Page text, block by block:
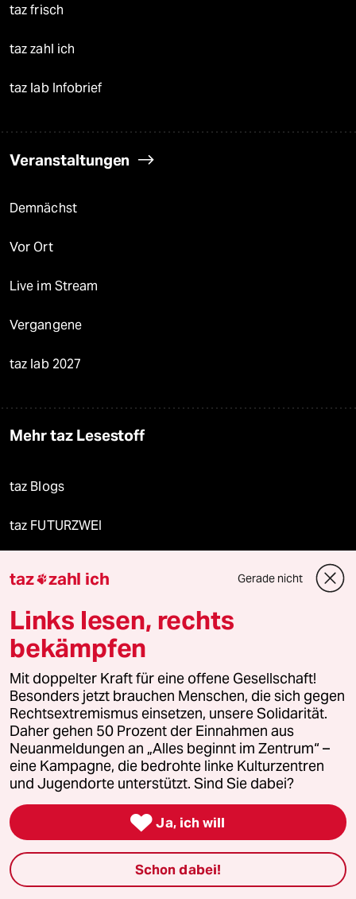
taz frisch
taz zahl ich
taz lab Infobrief
Veranstaltungen
Demnächst
Vor Ort
Live im Stream
Vergangene
taz lab 2027
Mehr taz Lesestoff
taz Blogs
taz FUTURZWEI
Mehr taz Angebote
Reisen
Kantine
Shop
Anzeigen
taz zahl ich Gerade nicht
Links lesen, rechts
bekämpfen
Mit doppelter Kraft für eine offene Gesellschaft!
Besonders jetzt brauchen Menschen, die sich gegen
Rechtsextremismus einsetzen, unsere Solidarität.
Daher gehen 50 Prozent der Einnahmen aus
Neuanmeldungen an „Alles beginnt im Zentrum“ –
eine Kampagne, die bedrohte linke Kulturzentren
und Jugendorte unterstützt. Sind Sie dabei?
 Ja, ich will
Schon dabei!